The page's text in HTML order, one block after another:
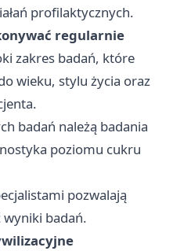
profilaktycznych.
regularnie
zakres badań, które
wieku, stylu życia oraz
badań należą badania
poziomu cukru
pozwalają
badań.